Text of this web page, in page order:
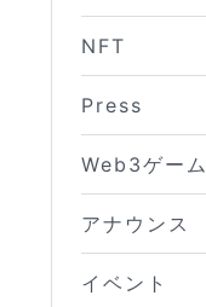
NFT
Press
Web3ゲーム
アナウンス
イベント